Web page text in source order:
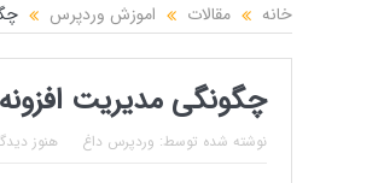
خانه مقالات اموزش وردپرس
چگونگی مدیریت
نوشته شده توسط: وردپرس داغ هنوز